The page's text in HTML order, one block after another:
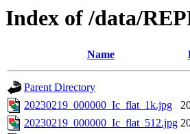
Index of /data/
Name
Parent Directory
20230219_000000_Ic_flat_1k.jpg
20230219_000000_Ic_flat_512.jpg